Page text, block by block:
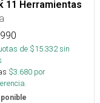
11 Herramientas
de $15.332sin
$3.680 por